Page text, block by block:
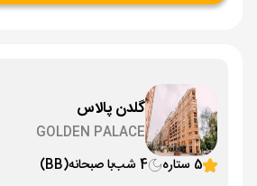
گلدن پالاس
GOLDEN PALACE
5 ستاره
4 شب با صبحانه(BB)